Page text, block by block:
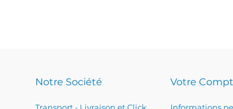
Notre Société
Transport - Livraison et Click
Votre
Informations